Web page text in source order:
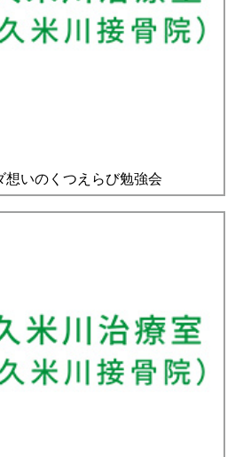
想いのくつえらび勉強会